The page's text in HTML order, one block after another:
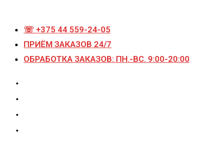
содержимому
☏ +375 44 559-24-05
ПРИЁМ ЗАКАЗОВ 24/7
ОБРАБОТКА ЗАКАЗОВ: ПН.-ВС. 9:00-20:00